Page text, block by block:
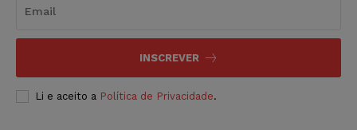
INSCREVER
Li e aceito a Política de Privacidade.